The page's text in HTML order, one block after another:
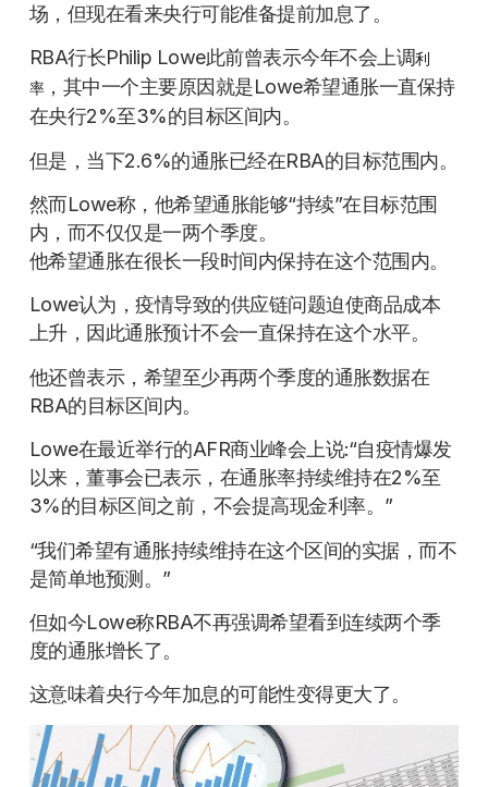
场，但现在看来央行可能准备提前加息了。
RBA行长Philip Lowe此前曾表示今年不会上调利
率，其中一个主要原因就是Lowe希望通胀一直保持
在央行2%至3%的目标区间内。
但是，当下2.6%的通胀已经在RBA的目标范围内。
然而Lowe称，他希望通胀能够“持续”在目标范围
内，而不仅仅是一两个季度。
他希望通胀在很长一段时间内保持在这个范围内。
Lowe认为，疫情导致的供应链问题迫使商品成本
上升，因此通胀预计不会一直保持在这个水平。
他还曾表示，希望至少再两个季度的通胀数据在
RBA的目标区间内。
Lowe在最近举行的AFR商业峰会上说:“自疫情爆发
以来，董事会已表示，在通胀率持续维持在2%至
3%的目标区间之前，不会提高现金利率。”
“我们希望有通胀持续维持在这个区间的实据，而不
是简单地预测。”
但如今Lowe称RBA不再强调希望看到连续两个季
度的通胀增长了。
这意味着央行今年加息的可能性变得更大了。